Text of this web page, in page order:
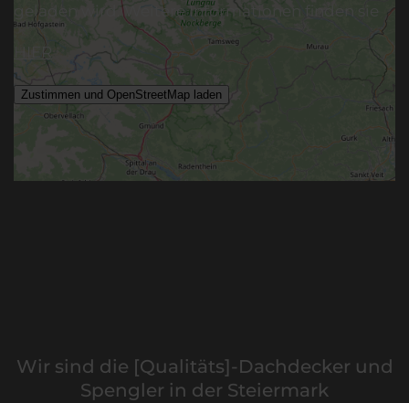
geladen wird. Weitere Informationen finden sie
HIER
Wir sind die [Qualitäts]-Dachdecker und
Spengler in der Steiermark